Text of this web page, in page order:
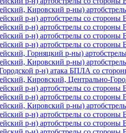
Кировский р-ны)
р-н) артобстрелы со
р-н) артобстрелы со
р-н) артобстрелы со
р-н) артобстрелы со
Горняцкий р-ны)
Кировский р-ны)
р-н) атака БПЛА со
Кировский, Центрально-
р-н) артобстрелы со
р-н) артобстрелы со
Кировский р-ны)
р-н) артобстрелы со
р-н) артобстрелы со